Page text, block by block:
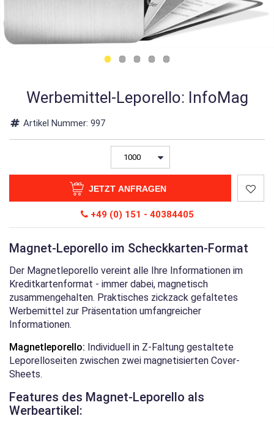
Werbemittel-Leporello: InfoMag
Artikel Nummer: 997
JETZT ANFRAGEN
+49 (0) 151 - 40384405
Magnet-Leporello im Scheckkarten-Format
Der Magnetleporello vereint alle Ihre Informationen im
Kreditkartenformat - immer dabei, magnetisch
zusammengehalten. Praktisches zickzack gefaltetes
Werbemittel zur Präsentation umfangreicher
Informationen.
Magnetleporello: Individuell in Z-Faltung gestaltete
Leporelloseiten zwischen zwei magnetisierten Cover-
Sheets.
Features des Magnet-Leporello als
Werbeartikel: